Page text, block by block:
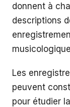
donnent à
descriptions
Les
peuvent
pour étudier